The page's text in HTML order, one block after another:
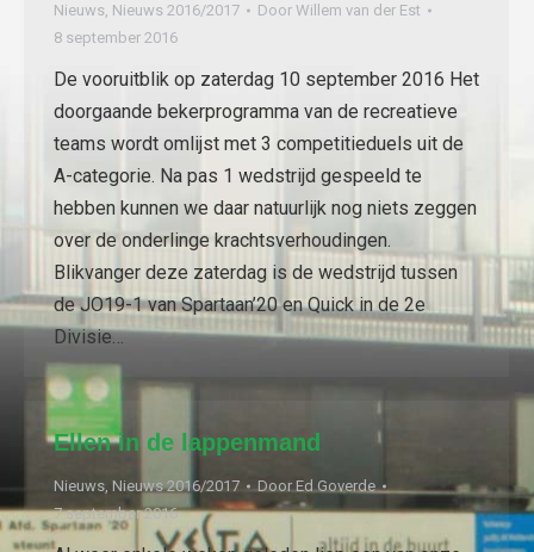
Nieuws, Nieuws 2016/2017 Door Willem van der Est
8 september 2016
De vooruitblik op zaterdag 10 september 2016 Het
doorgaande bekerprogramma van de recreatieve
teams wordt omlijst met 3 competitieduels uit de
A-categorie. Na pas 1 wedstrijd gespeeld te
hebben kunnen we daar natuurlijk nog niets zeggen
over de onderlinge krachtsverhoudingen.
Blikvanger deze zaterdag is de wedstrijd tussen
de JO19-1 van Spartaan’20 en Quick in de 2e
Divisie…
Ellen in de lappenmand
Nieuws, Nieuws 2016/2017 DoorEd Goverde
7 september 2016